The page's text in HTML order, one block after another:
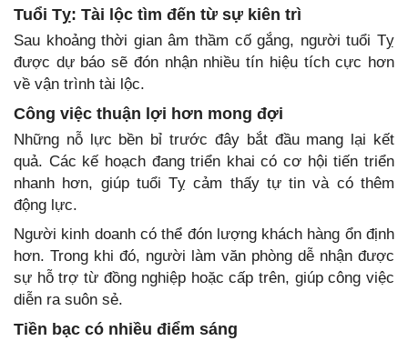
Tuổi Tỵ: Tài lộc tìm đến từ sự kiên trì
Sau khoảng thời gian âm thầm cố gắng, người tuổi Tỵ
được dự báo sẽ đón nhận nhiều tín hiệu tích cực hơn
về vận trình tài lộc.
Công việc thuận lợi hơn mong đợi
Những nỗ lực bền bỉ trước đây bắt đầu mang lại kết
quả. Các kế hoạch đang triển khai có cơ hội tiến triển
nhanh hơn, giúp tuổi Tỵ cảm thấy tự tin và có thêm
động lực.
Người kinh doanh có thể đón lượng khách hàng ổn định
hơn. Trong khi đó, người làm văn phòng dễ nhận được
sự hỗ trợ từ đồng nghiệp hoặc cấp trên, giúp công việc
diễn ra suôn sẻ.
Tiền bạc có nhiều điểm sáng